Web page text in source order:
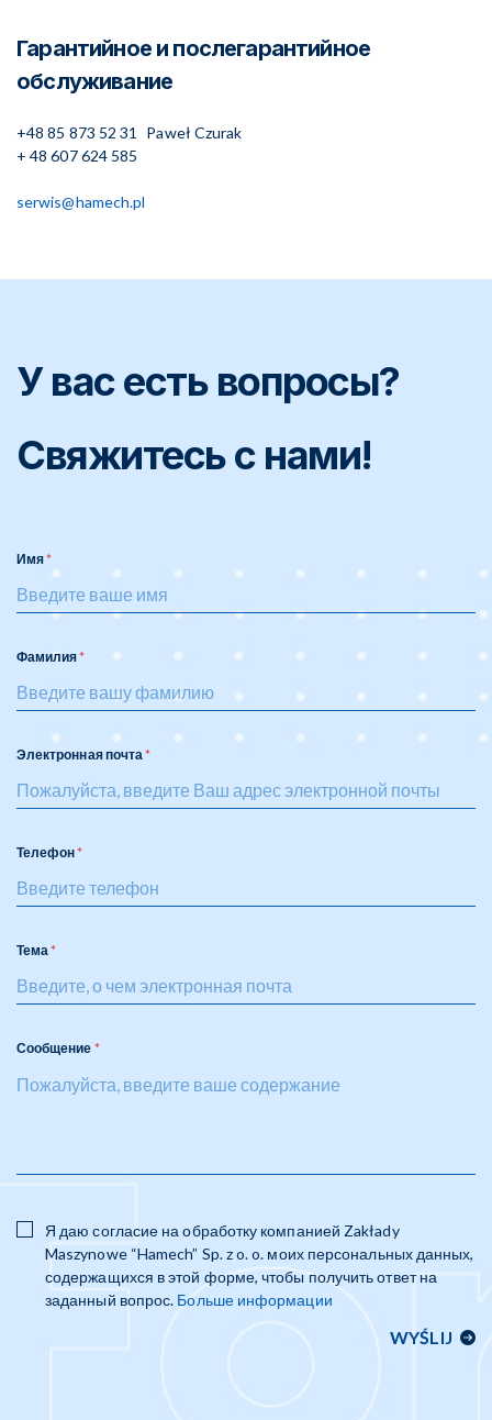
Гарантийное и послегарантийное
обслуживание
+48 85 873 52 31
Paweł Czurak
+ 48 607 624 585
serwis@hamech.pl
У вас есть вопросы?
Свяжитесь с нами!
Имя
Фамилия
Электронная почта
Телефон
Тема
Сообщение
Я даю согласие на обработку компанией Zakłady
Maszynowe “Hamech” Sp. z o. o. моих персональных данных,
содержащихся в этой форме, чтобы получить ответ на
заданный вопрос. Больше информации